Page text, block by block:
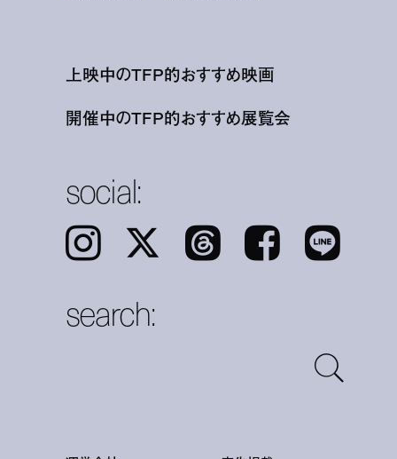
上映中のTFP的おすすめ映画
開催中のTFP的おすすめ展覧会
social:
Instagram 𝕏 Threads Facebook LINE
search: